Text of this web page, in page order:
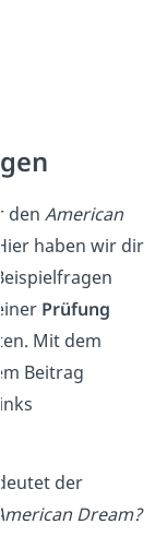
denAmerican
haben wir dir
Prüfung
Mit dem
Beitrag
der
Dream?